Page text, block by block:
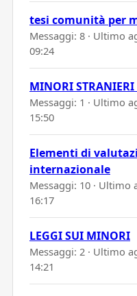
tesi comunità per
Messaggi: 8 · Ultimo
09:24
MINORI
Messaggi: 1 · Ultimo
15:50
Elementi di
internazionale
Messaggi: 10 ·
16:17
LEGGI SUI MINORI
Messaggi: 2 · Ultimo
14:21